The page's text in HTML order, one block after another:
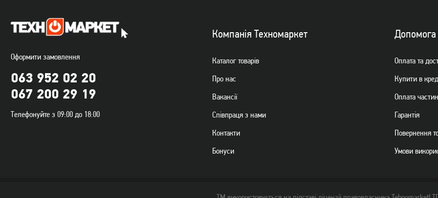
949грн 399 519грн
Оформити замовлення
063 952 02 20
067 200 29 19
Телефонуйте з 09:00 до 18:00
Компанiя Техномаркет
Каталог товарiв
Про нас
Вакансії
Спiвпраця з нами
Контакти
Бонуси
Допомога
Оплата та
Купити в
Оплата
Гарантiя
Повернення
Умови